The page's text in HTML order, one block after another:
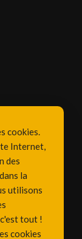
cookies.
Internet,
des
la
utilisons
tout !
cookies